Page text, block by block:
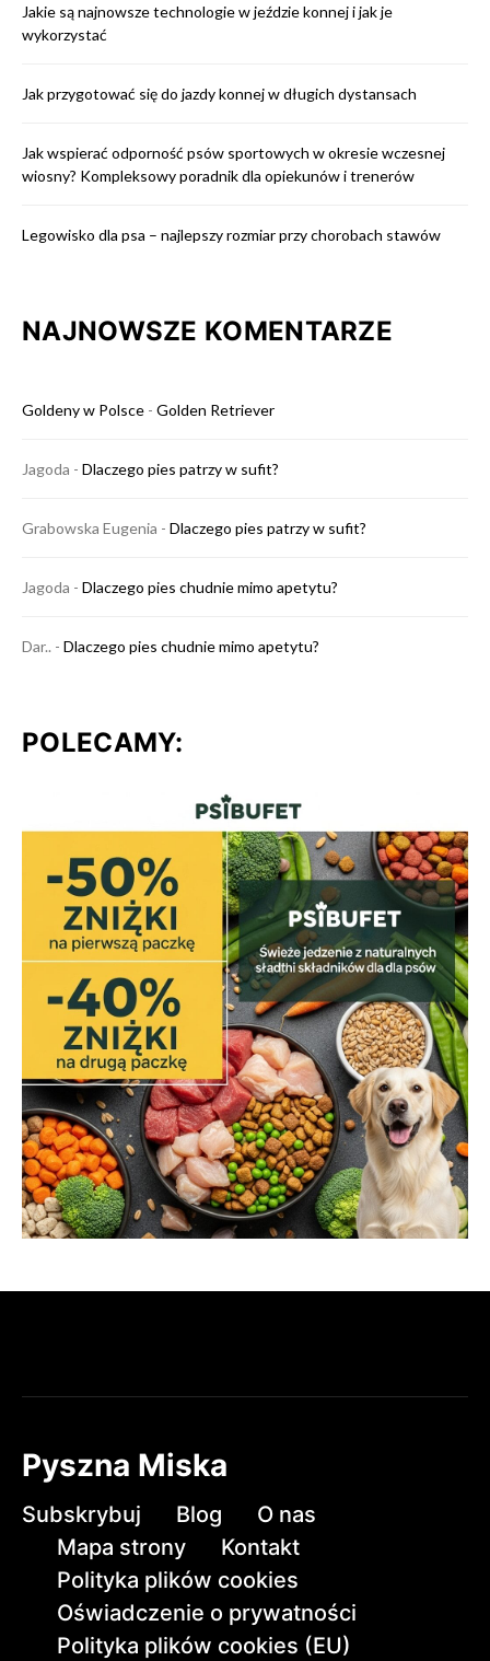
Jakie są najnowsze technologie w jeździe konnej i jak je
wykorzystać
Jak przygotować się do jazdy konnej w długich dystansach
Jak wspierać odporność psów sportowych w okresie wczesnej
wiosny? Kompleksowy poradnik dla opiekunów i trenerów
Legowisko dla psa – najlepszy rozmiar przy chorobach stawów
NAJNOWSZE KOMENTARZE
Goldeny w Polsce - Golden Retriever
Jagoda - Dlaczego pies patrzy w sufit?
Grabowska Eugenia - Dlaczego pies patrzy w sufit?
Jagoda - Dlaczego pies chudnie mimo apetytu?
Dar.. - Dlaczego pies chudnie mimo apetytu?
POLECAMY:
Pyszna Miska
Subskrybuj Blog
O nas
Mapa strony
Kontakt
Polityka plików cookies
Oświadczenie o prywatności
Polityka plików cookies (EU)